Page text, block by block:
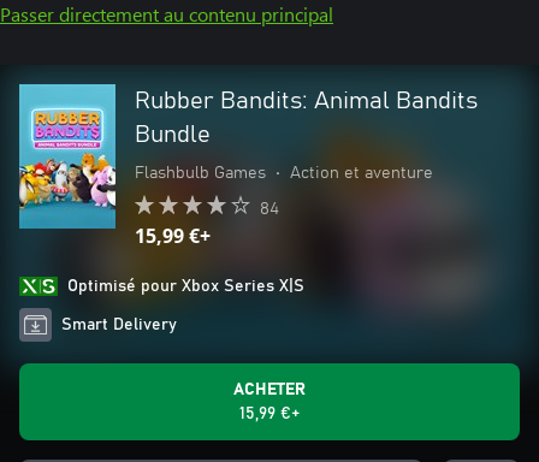
Passer directement au contenu principal
Rubber Bandits: Animal Bandits
Bundle
Flashbulb Games • Action et aventure
84
15,99 €+
Optimisé pour Xbox Series X|S
Smart Delivery
ACHETER
15,99 €+